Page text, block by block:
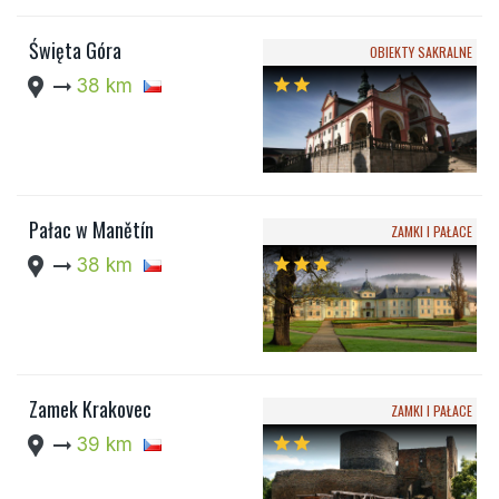
Święta Góra
location_pin arrow_right_alt 38 km
OBIEKTY SAKRALNE
starstar
Pałac w Manětín
location_pin arrow_right_alt 38 km
ZAMKI I PAŁACE
starstarstar
Zamek Krakovec
location_pin arrow_right_alt 39 km
ZAMKI I PAŁACE
starstar